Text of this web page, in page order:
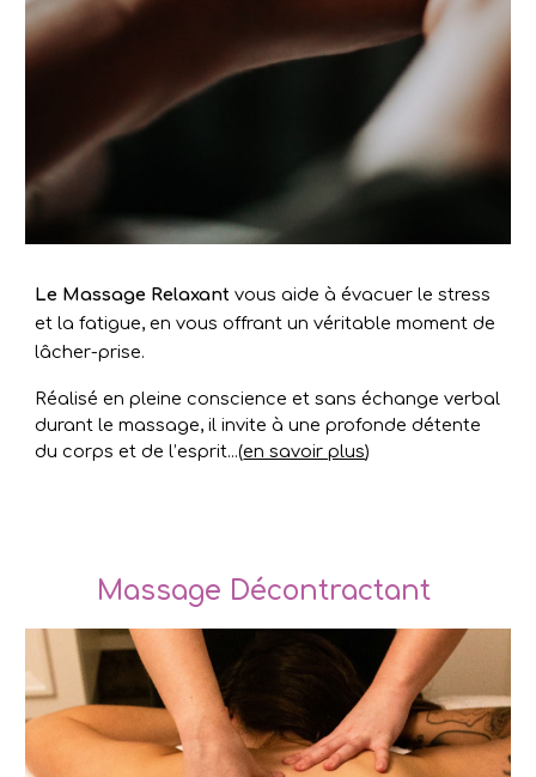
Le Massage Relaxantvous aide à évacuer le stress
et la fatigue, en vous offrant un véritable moment de
lâcher-prise.
Réalisé en pleine conscience et sans échange verbal
durant le massage, il invite à une profonde détente
du corps et de l’esprit...(en savoir plus)
Massage Décontractant